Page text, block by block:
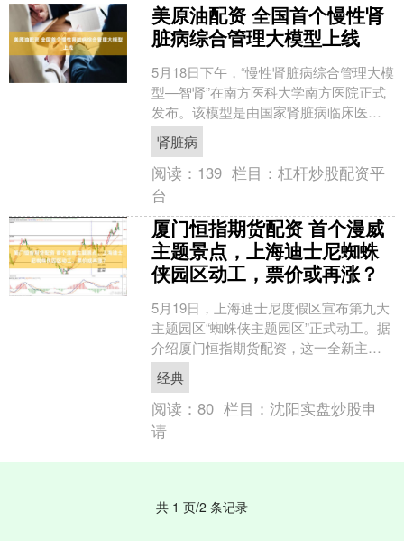
美原油配资 全国首个慢性肾
脏病综合管理大模型上线
5月18日下午，“慢性肾脏病综合管理大模
型—智肾”在南方医科大学南方医院正式
发布。该模型是由国家肾脏病临床医学
研究中心（南方医科大学南方医院）牵
头美原油配资，汇....
肾脏病
阅读： 139 栏目：杠杆炒股配资平
台
厦门恒指期货配资 首个漫威
主题景点，上海迪士尼蜘蛛
侠园区动工，票价或再涨？
5月19日，上海迪士尼度假区宣布第九大
主题园区“蜘蛛侠主题园区”正式动工。据
介绍厦门恒指期货配资，这一全新主题
园区将毗邻“疯狂动物城”，呈现乐园内首
个大型漫威主....
经典
阅读：80 栏目：沈阳实盘炒股申
请
共 1 页/2 条记录